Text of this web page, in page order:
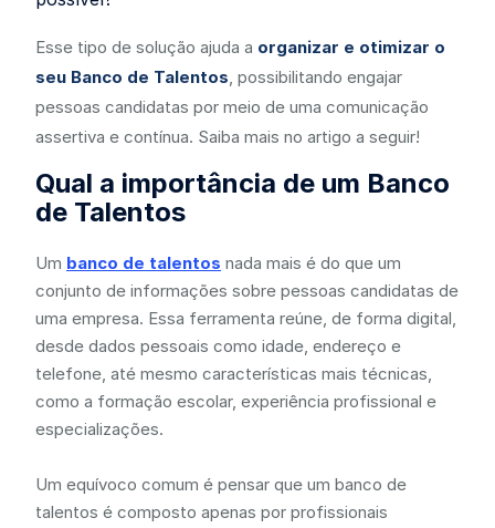
Esse tipo de solução ajuda a organizar e otimizar o
seu Banco de Talentos, possibilitando engajar
pessoas candidatas por meio de uma comunicação
assertiva e contínua. Saiba mais no artigo a seguir!
Qual a importância de um Banco
de Talentos
Um banco de talentos nada mais é do que um
conjunto de informações sobre pessoas candidatas de
uma empresa. Essa ferramenta reúne, de forma digital,
desde dados pessoais como idade, endereço e
telefone, até mesmo características mais técnicas,
como a formação escolar, experiência profissional e
especializações.
Um equívoco comum é pensar que um banco de
talentos é composto apenas por profissionais